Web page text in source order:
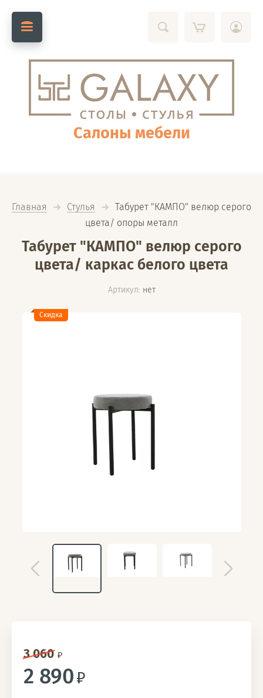
Салоны мебели
Главная Стулья
  Табурет "КАМПО" велюр серого
цвета/ опоры металл
Табурет "КАМПО" велюр серого
цвета/ каркас белого цвета
Артикул: нет
Скидка
3 060
2 890